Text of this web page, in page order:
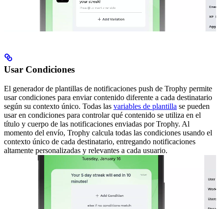
Usar Condiciones
El generador de plantillas de notificaciones push de Trophy permite
usar condiciones para enviar contenido diferente a cada destinatario
según su contexto único. Todas las variables de plantilla se pueden
usar en condiciones para controlar qué contenido se utiliza en el
título y cuerpo de las notificaciones enviadas por Trophy. Al
momento del envío, Trophy calcula todas las condiciones usando el
contexto único de cada destinatario, entregando notificaciones
altamente personalizadas y relevantes a cada usuario.